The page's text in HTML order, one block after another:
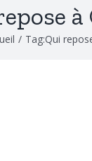
/ Tag:Qui